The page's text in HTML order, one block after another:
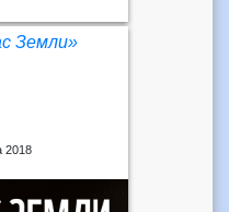
Земли»
2018